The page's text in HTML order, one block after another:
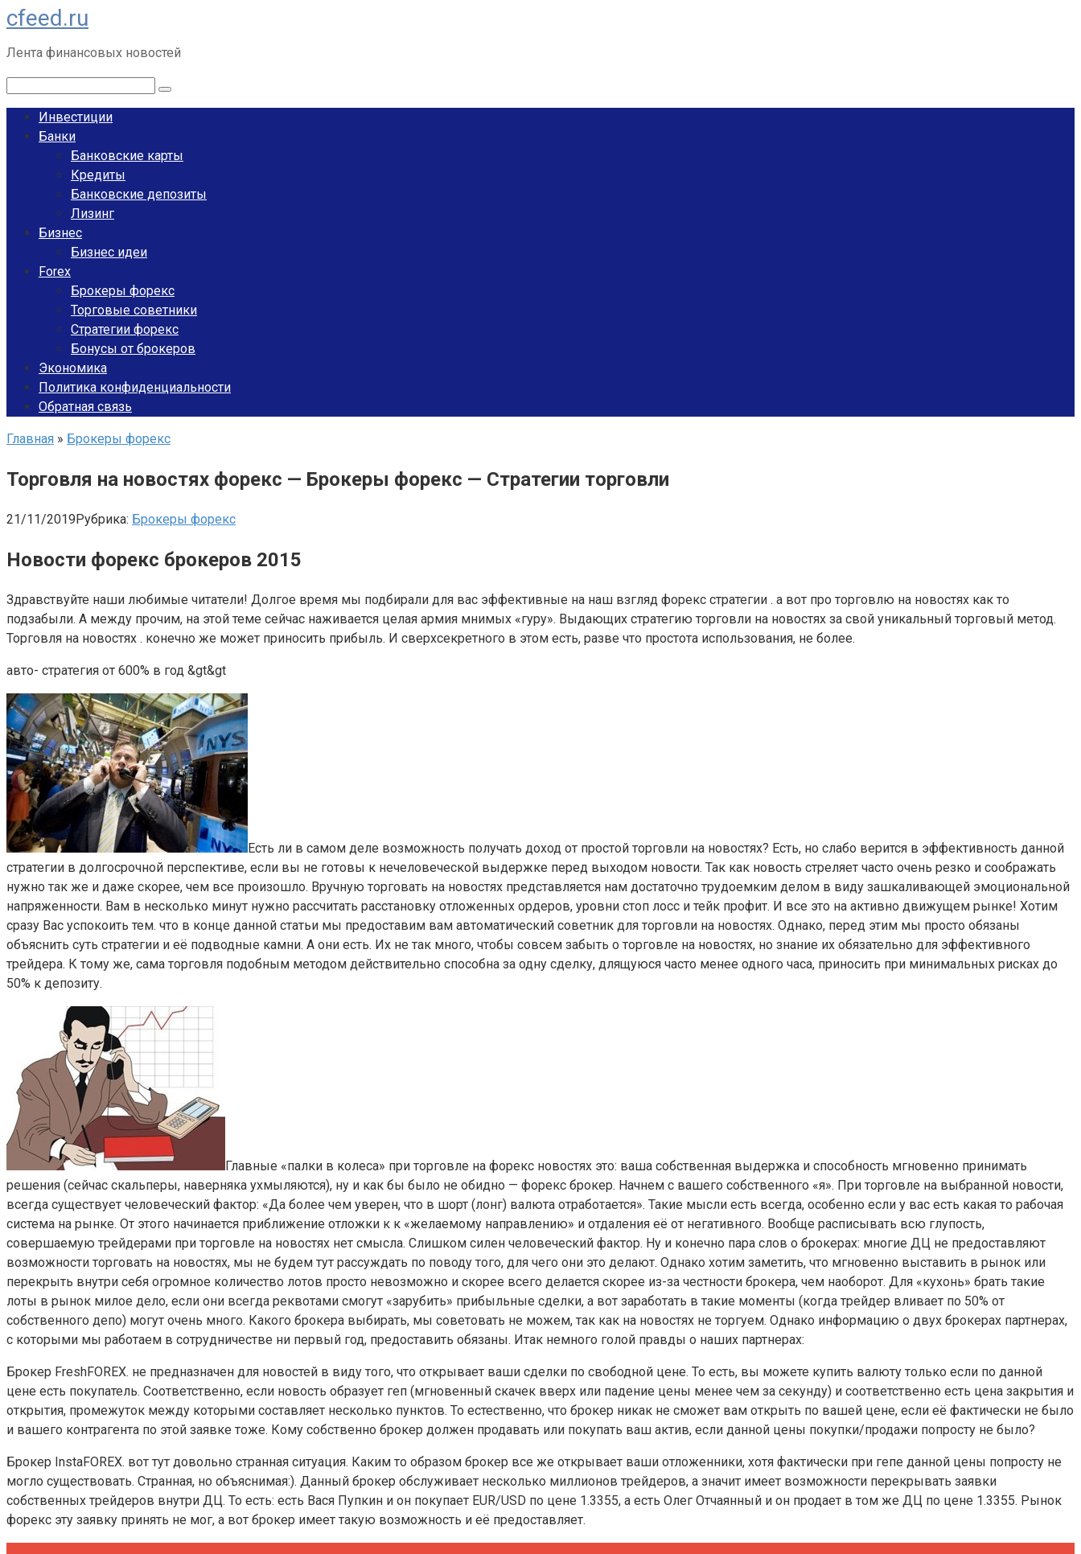
Перейти
к
контенту
cfeed.ru
Лента финансовых новостей
Инвестиции
Банки
Банковские карты
Кредиты
Банковские депозиты
Лизинг
Бизнес
Бизнес идеи
Forex
Брокеры форекс
Торговые советники
Стратегии форекс
Бонусы от брокеров
Экономика
Политика конфиденциальности
Обратная связь
Главная » Брокеры форекс
Торговля на новостях форекс — Брокеры форекс — Стратегии торговли
21/11/2019Рубрика: Брокеры форекс
Новости форекс брокеров 2015
Здравствуйте наши любимые читатели! Долгое время мы подбирали для вас эффективные на наш взгляд форекс стратегии . а вот про торговлю на новостях как то
подзабыли. А между прочим, на этой теме сейчас наживается целая армия мнимых «гуру». Выдающих стратегию торговли на новостях за свой уникальный торговый метод.
Торговля на новостях . конечно же может приносить прибыль. И сверхсекретного в этом есть, разве что простота использования, не более.
авто- стратегия от 600% в год &gt&gt
Есть ли в самом деле возможность получать доход от простой торговли на новостях? Есть, но слабо верится в эффективность данной
стратегии в долгосрочной перспективе, если вы не готовы к нечеловеческой выдержке перед выходом новости. Так как новость стреляет часто очень резко и соображать
нужно так же и даже скорее, чем все произошло. Вручную торговать на новостях представляется нам достаточно трудоемким делом в виду зашкаливающей эмоциональной
напряженности. Вам в несколько минут нужно рассчитать расстановку отложенных ордеров, уровни стоп лосс и тейк профит. И все это на активно движущем рынке! Хотим
сразу Вас успокоить тем. что в конце данной статьи мы предоставим вам автоматический советник для торговли на новостях. Однако, перед этим мы просто обязаны
объяснить суть стратегии и её подводные камни. А они есть. Их не так много, чтобы совсем забыть о торговле на новостях, но знание их обязательно для эффективного
трейдера. К тому же, сама торговля подобным методом действительно способна за одну сделку, длящуюся часто менее одного часа, приносить при минимальных рисках до
50% к депозиту.
Главные «палки в колеса» при торговле на форекс новостях это: ваша собственная выдержка и способность мгновенно принимать
решения (сейчас скальперы, наверняка ухмыляются), ну и как бы было не обидно — форекс брокер. Начнем с вашего собственного «я». При торговле на выбранной новости,
всегда существует человеческий фактор: «Да более чем уверен, что в шорт (лонг) валюта отработается». Такие мысли есть всегда, особенно если у вас есть какая то рабочая
система на рынке. От этого начинается приближение отложки к к «желаемому направлению» и отдаления её от негативного. Вообще расписывать всю глупость,
совершаемую трейдерами при торговле на новостях нет смысла. Слишком силен человеческий фактор. Ну и конечно пара слов о брокерах: многие ДЦ не предоставляют
возможности торговать на новостях, мы не будем тут рассуждать по поводу того, для чего они это делают. Однако хотим заметить, что мгновенно выставить в рынок или
перекрыть внутри себя огромное количество лотов просто невозможно и скорее всего делается скорее из-за честности брокера, чем наоборот. Для «кухонь» брать такие
лоты в рынок милое дело, если они всегда реквотами смогут «зарубить» прибыльные сделки, а вот заработать в такие моменты (когда трейдер вливает по 50% от
собственного депо) могут очень много. Какого брокера выбирать, мы советовать не можем, так как на новостях не торгуем. Однако информацию о двух брокерах партнерах,
с которыми мы работаем в сотрудничестве ни первый год, предоставить обязаны. Итак немного голой правды о наших партнерах:
Брокер FreshFOREX. не предназначен для новостей в виду того, что открывает ваши сделки по свободной цене. То есть, вы можете купить валюту только если по данной
цене есть покупатель. Соответственно, если новость образует геп (мгновенный скачек вверх или падение цены менее чем за секунду) и соответственно есть цена закрытия и
открытия, промежуток между которыми составляет несколько пунктов. То естественно, что брокер никак не сможет вам открыть по вашей цене, если её фактически не было
и вашего контрагента по этой заявке тоже. Кому собственно брокер должен продавать или покупать ваш актив, если данной цены покупки/продажи попросту не было?
Брокер InstaFOREX. вот тут довольно странная ситуация. Каким то образом брокер все же открывает ваши отложенники, хотя фактически при гепе данной цены попросту не
могло существовать. Странная, но объяснимая:). Данный брокер обслуживает несколько миллионов трейдеров, а значит имеет возможности перекрывать заявки
собственных трейдеров внутри ДЦ. То есть: есть Вася Пупкин и он покупает EUR/USD по цене 1.3355, а есть Олег Отчаянный и он продает в том же ДЦ по цене 1.3355. Рынок
форекс эту заявку принять не мог, а вот брокер имеет такую возможность и её предоставляет.